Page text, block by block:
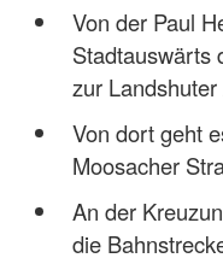
Von der Paul
Stadtauswärts
zur Landshuter
Von dort geht
Moosacher
An der
die